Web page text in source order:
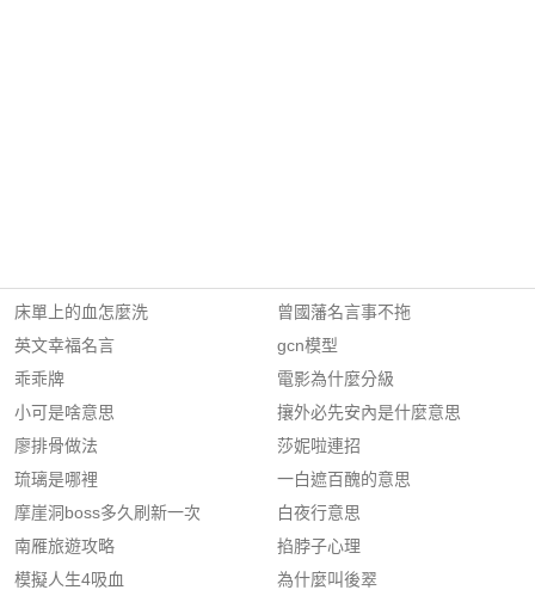
床單上的血怎麼洗
英文幸福名言
乖乖牌
小可是啥意思
廖排骨做法
琉璃是哪裡
摩崖洞boss多久刷新一次
南雁旅遊攻略
模擬人生4吸血
曾國藩名言事不拖
gcn模型
電影為什麼分級
攘外必先安內是什麼意思
莎妮啦連招
一白遮百醜的意思
白夜行意思
掐脖子心理
為什麼叫後翠